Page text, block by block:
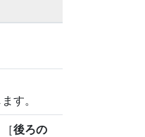
す。
後ろの